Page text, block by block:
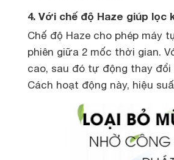
4. Với chế độ Haze giúp lọc
Chế độ Haze cho phép máy
phiên giữa 2 mốc thời gian.
cao, sau đó tự động thay
Cách hoạt động này, hiệu